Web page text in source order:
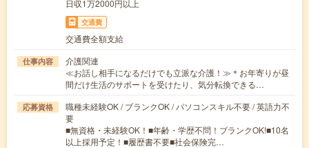
日収1万2000円以上
交通費
交通費全額支給
仕事内容
介護関連
≪お話し相手になるだけでも立派な介護！≫＊お年寄りが昼
間だけ生活のサポートを受けたり、気分転換できる…
応募資格
職種未経験OK / ブランクOK / パソコンスキル不要 / 英語力不
要
■無資格・未経験OK！■年齢・学歴不問！ブランクOK!■10名
以上採用予定！■履歴書不要■社会保険完…